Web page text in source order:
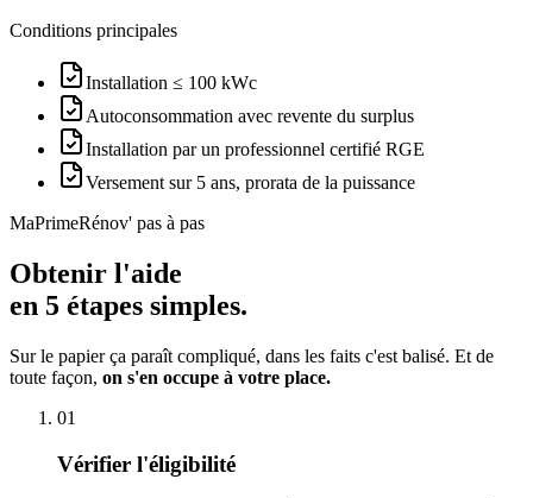
Conditions principales
Installation ≤ 100 kWc
Autoconsommation avec revente du surplus
Installation par un professionnel certifié RGE
Versement sur 5 ans, prorata de la puissance
MaPrimeRénov' pas à pas
Obtenir l'aide
en 5 étapes simples.
Sur le papier ça paraît compliqué, dans les faits c'est balisé. Et de
toute façon, on s'en occupe à votre place.
01
Vérifier l'éligibilité